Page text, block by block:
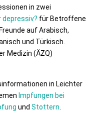
in zwei
depressiv? für Betroffene
auf Arabisch,
und Türkisch.
Medizin (ÄZQ)
in Leichter
Impfungen bei
und Stottern